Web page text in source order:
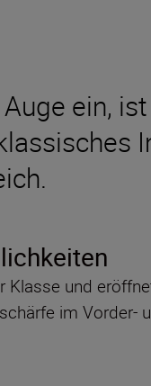
ein,
und
im Vorder-